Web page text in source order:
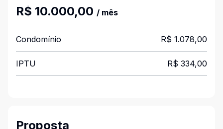
R$ 10.000,00 / mês
Condomínio R$ 1.078,00
IPTU R$ 334,00
Proposta